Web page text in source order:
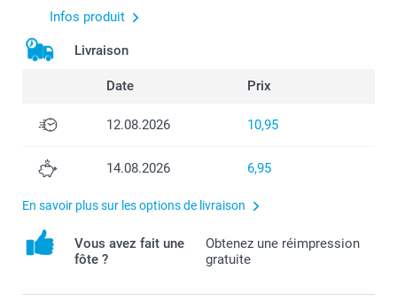
Infos produit
Livraison
Date Prix
12.08.2026 10,95
14.08.2026 6,95
En savoir plus sur les options de livraison
Vous avez fait une
fôte ?
Obtenez une réimpression
gratuite